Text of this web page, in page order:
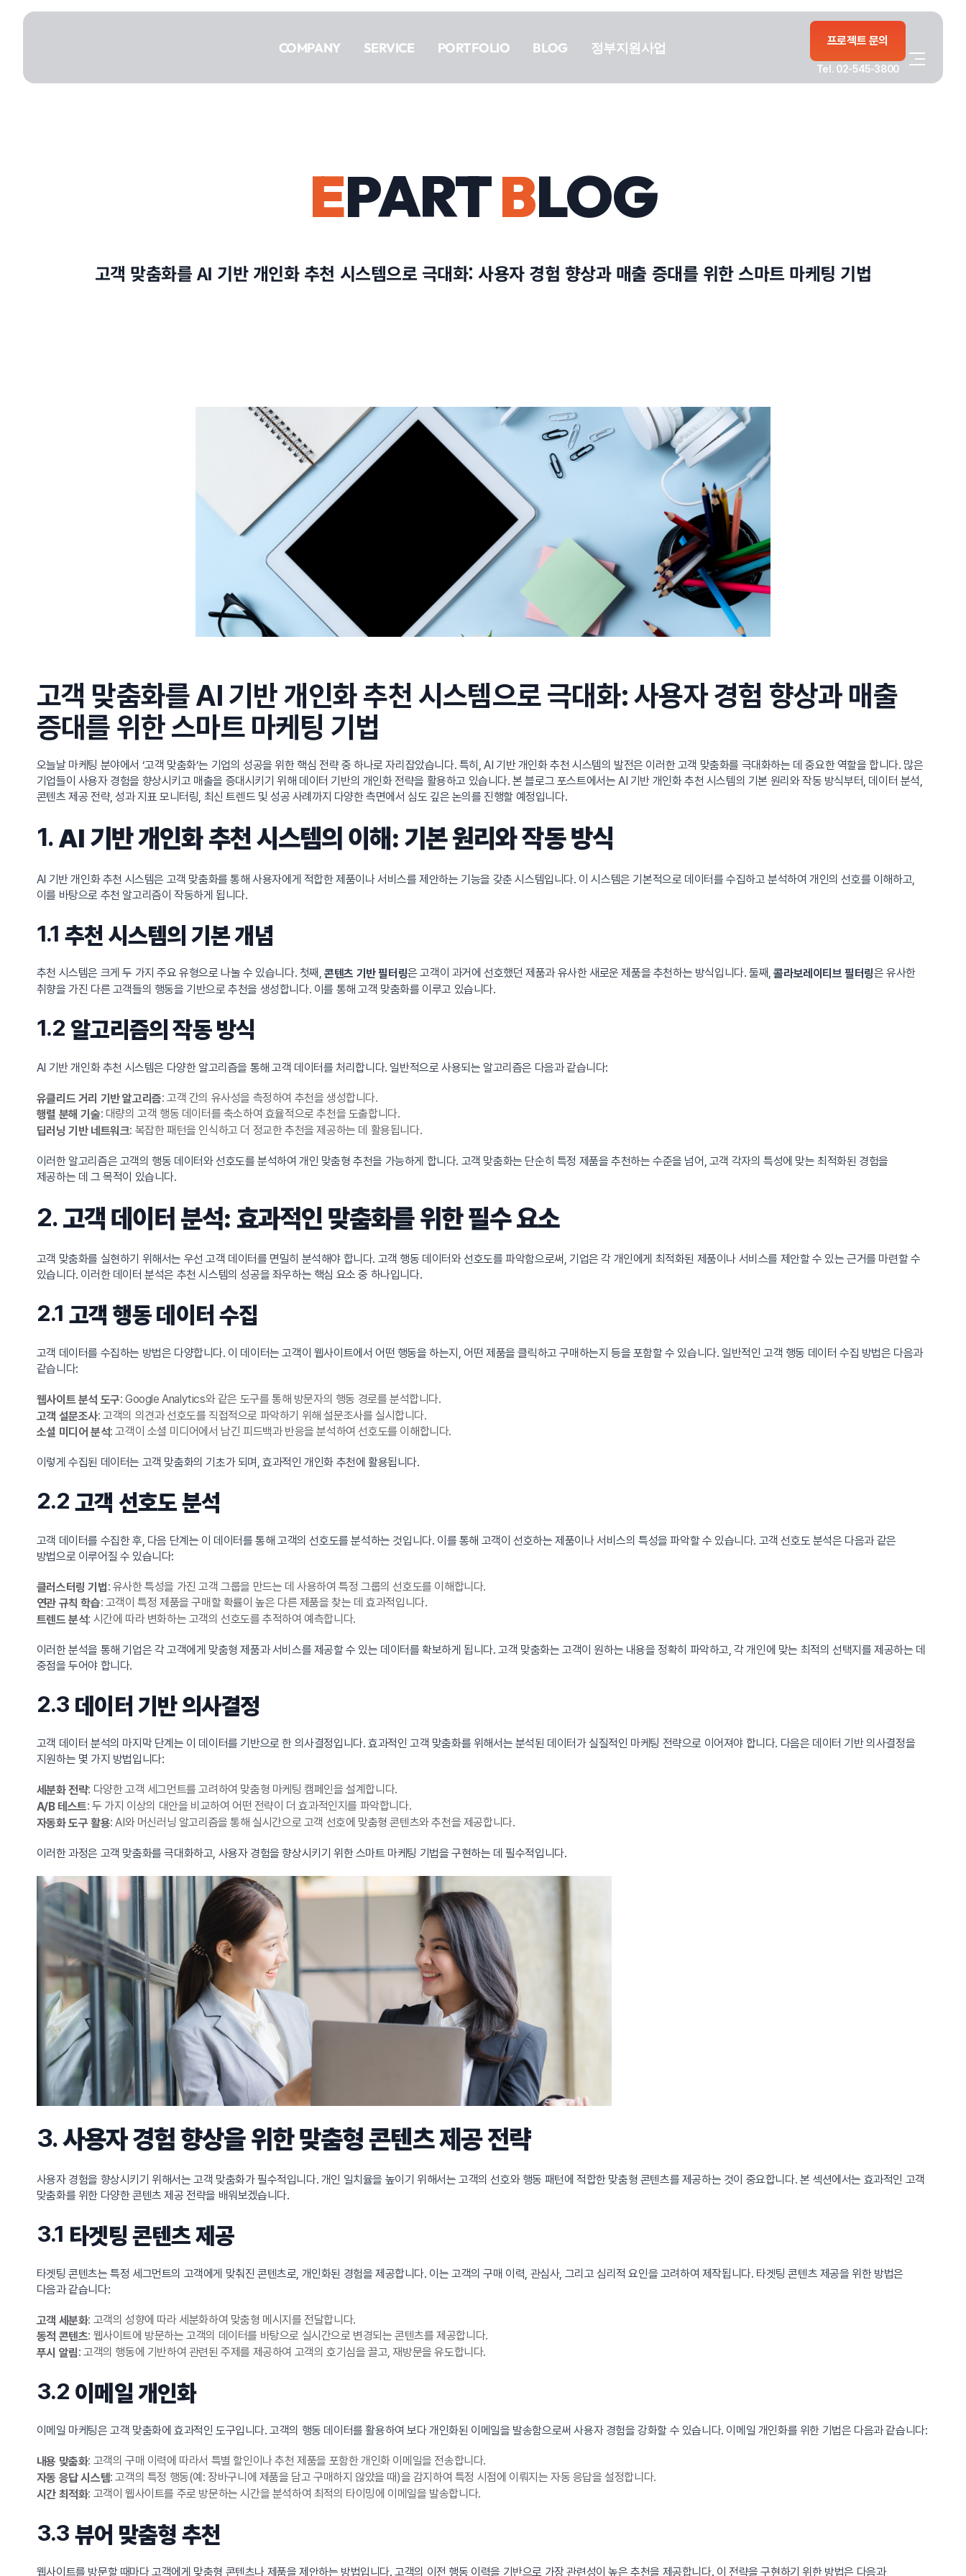
건너뛰기
COMPANY SERVICE PORTFOLIO BLOG 정부지원사업 프로젝트 문의
Tel. 02-545-3800
PORTFOLIO
EPARTBLOG
고객 맞춤화를 AI 기반 개인화 추천 시스템으로 극대화: 사용자 경험 향상과 매출 증대를 위한 스마트 마케팅 기법
고객 맞춤화를 AI 기반 개인화 추천 시스템으로 극대화: 사용자 경험 향상과 매출
증대를 위한 스마트 마케팅 기법
오늘날 마케팅 분야에서 ‘고객 맞춤화’는 기업의 성공을 위한 핵심 전략 중 하나로 자리잡았습니다. 특히, AI 기반 개인화 추천 시스템의 발전은 이러한 고객 맞춤화를 극대화하는 데 중요한 역할을 합니다. 많은
기업들이 사용자 경험을 향상시키고 매출을 증대시키기 위해 데이터 기반의 개인화 전략을 활용하고 있습니다. 본 블로그 포스트에서는 AI 기반 개인화 추천 시스템의 기본 원리와 작동 방식부터, 데이터 분석,
콘텐츠 제공 전략, 성과 지표 모니터링, 최신 트렌드 및 성공 사례까지 다양한 측면에서 심도 깊은 논의를 진행할 예정입니다.
1.AI 기반 개인화 추천 시스템의 이해: 기본 원리와 작동 방식
AI 기반 개인화 추천 시스템은 고객 맞춤화를 통해 사용자에게 적합한 제품이나 서비스를 제안하는 기능을 갖춘 시스템입니다. 이 시스템은 기본적으로 데이터를 수집하고 분석하여 개인의 선호를 이해하고,
이를 바탕으로 추천 알고리즘이 작동하게 됩니다.
1.1추천 시스템의 기본 개념
추천 시스템은 크게 두 가지 주요 유형으로 나눌 수 있습니다. 첫째,콘텐츠 기반 필터링은 고객이 과거에 선호했던 제품과 유사한 새로운 제품을 추천하는 방식입니다. 둘째,콜라보레이티브 필터링은 유사한
취향을 가진 다른 고객들의 행동을 기반으로 추천을 생성합니다. 이를 통해 고객 맞춤화를 이루고 있습니다.
1.2 알고리즘의 작동 방식
AI 기반 개인화 추천 시스템은 다양한 알고리즘을 통해 고객 데이터를 처리합니다. 일반적으로 사용되는 알고리즘은 다음과 같습니다:
유클리드 거리 기반 알고리즘: 고객 간의 유사성을 측정하여 추천을 생성합니다.
행렬 분해 기술: 대량의 고객 행동 데이터를 축소하여 효율적으로 추천을 도출합니다.
딥러닝 기반 네트워크: 복잡한 패턴을 인식하고 더 정교한 추천을 제공하는 데 활용됩니다.
이러한 알고리즘은 고객의 행동 데이터와 선호도를 분석하여 개인 맞춤형 추천을 가능하게 합니다. 고객 맞춤화는 단순히 특정 제품을 추천하는 수준을 넘어, 고객 각자의 특성에 맞는 최적화된 경험을
제공하는 데 그 목적이 있습니다.
2.고객 데이터 분석: 효과적인 맞춤화를 위한 필수 요소
고객 맞춤화를 실현하기 위해서는 우선 고객 데이터를 면밀히 분석해야 합니다. 고객 행동 데이터와 선호도를 파악함으로써, 기업은 각 개인에게 최적화된 제품이나 서비스를 제안할 수 있는 근거를 마련할 수
있습니다. 이러한 데이터 분석은 추천 시스템의 성공을 좌우하는 핵심 요소 중 하나입니다.
2.1고객 행동 데이터 수집
고객 데이터를 수집하는 방법은 다양합니다. 이 데이터는 고객이 웹사이트에서 어떤 행동을 하는지, 어떤 제품을 클릭하고 구매하는지 등을 포함할 수 있습니다. 일반적인 고객 행동 데이터 수집 방법은 다음과
같습니다:
웹사이트 분석 도구: Google Analytics와 같은 도구를 통해 방문자의 행동 경로를 분석합니다.
고객 설문조사: 고객의 의견과 선호도를 직접적으로 파악하기 위해 설문조사를 실시합니다.
소셜 미디어 분석: 고객이 소셜 미디어에서 남긴 피드백과 반응을 분석하여 선호도를 이해합니다.
이렇게 수집된 데이터는 고객 맞춤화의 기초가 되며, 효과적인 개인화 추천에 활용됩니다.
2.2고객 선호도 분석
고객 데이터를 수집한 후, 다음 단계는 이 데이터를 통해 고객의 선호도를 분석하는 것입니다. 이를 통해 고객이 선호하는 제품이나 서비스의 특성을 파악할 수 있습니다. 고객 선호도 분석은 다음과 같은
방법으로 이루어질 수 있습니다:
클러스터링 기법: 유사한 특성을 가진 고객 그룹을 만드는 데 사용하여 특정 그룹의 선호도를 이해합니다.
연관 규칙 학습: 고객이 특정 제품을 구매할 확률이 높은 다른 제품을 찾는 데 효과적입니다.
트렌드 분석: 시간에 따라 변화하는 고객의 선호도를 추적하여 예측합니다.
이러한 분석을 통해 기업은 각 고객에게 맞춤형 제품과 서비스를 제공할 수 있는 데이터를 확보하게 됩니다. 고객 맞춤화는 고객이 원하는 내용을 정확히 파악하고, 각 개인에 맞는 최적의 선택지를 제공하는 데
중점을 두어야 합니다.
2.3 데이터 기반 의사결정
고객 데이터 분석의 마지막 단계는 이 데이터를 기반으로 한 의사결정입니다. 효과적인 고객 맞춤화를 위해서는 분석된 데이터가 실질적인 마케팅 전략으로 이어져야 합니다. 다음은 데이터 기반 의사결정을
지원하는 몇 가지 방법입니다:
세분화 전략: 다양한 고객 세그먼트를 고려하여 맞춤형 마케팅 캠페인을 설계합니다.
A/B 테스트: 두 가지 이상의 대안을 비교하여 어떤 전략이 더 효과적인지를 파악합니다.
자동화 도구 활용: AI와 머신러닝 알고리즘을 통해 실시간으로 고객 선호에 맞춤형 콘텐츠와 추천을 제공합니다.
이러한 과정은 고객 맞춤화를 극대화하고, 사용자 경험을 향상시키기 위한 스마트 마케팅 기법을 구현하는 데 필수적입니다.
3.사용자 경험 향상을 위한 맞춤형 콘텐츠 제공 전략
사용자 경험을 향상시키기 위해서는 고객 맞춤화가 필수적입니다. 개인 일치율을 높이기 위해서는 고객의 선호와 행동 패턴에 적합한 맞춤형 콘텐츠를 제공하는 것이 중요합니다. 본 섹션에서는 효과적인 고객
맞춤화를 위한 다양한 콘텐츠 제공 전략을 배워보겠습니다.
3.1 타겟팅 콘텐츠 제공
타겟팅 콘텐츠는 특정 세그먼트의 고객에게 맞춰진 콘텐츠로, 개인화된 경험을 제공합니다. 이는 고객의 구매 이력, 관심사, 그리고 심리적 요인을 고려하여 제작됩니다. 타겟팅 콘텐츠 제공을 위한 방법은
다음과 같습니다:
고객 세분화: 고객의 성향에 따라 세분화하여 맞춤형 메시지를 전달합니다.
동적 콘텐츠: 웹사이트에 방문하는 고객의 데이터를 바탕으로 실시간으로 변경되는 콘텐츠를 제공합니다.
푸시 알림: 고객의 행동에 기반하여 관련된 주제를 제공하여 고객의 호기심을 끌고, 재방문을 유도합니다.
3.2 이메일 개인화
이메일 마케팅은 고객 맞춤화에 효과적인 도구입니다. 고객의 행동 데이터를 활용하여 보다 개인화된 이메일을 발송함으로써 사용자 경험을 강화할 수 있습니다. 이메일 개인화를 위한 기법은 다음과 같습니다:
내용 맞춤화: 고객의 구매 이력에 따라서 특별 할인이나 추천 제품을 포함한 개인화 이메일을 전송합니다.
자동 응답 시스템: 고객의 특정 행동(예: 장바구니에 제품을 담고 구매하지 않았을 때)을 감지하여 특정 시점에 이뤄지는 자동 응답을 설정합니다.
시간 최적화: 고객이 웹사이트를 주로 방문하는 시간을 분석하여 최적의 타이밍에 이메일을 발송합니다.
3.3뷰어 맞춤형 추천
웹사이트를 방문할 때마다 고객에게 맞춤형 콘텐츠나 제품을 제안하는 방법입니다. 고객의 이전 행동 이력을 기반으로 가장 관련성이 높은 추천을 제공합니다. 이 전략을 구현하기 위한 방법은 다음과